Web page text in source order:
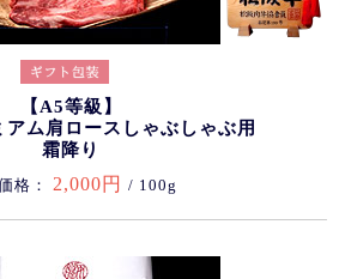
【A5等級】
ム肩ロースしゃぶしゃぶ用
霜降り
格： 2,000円 / 100g